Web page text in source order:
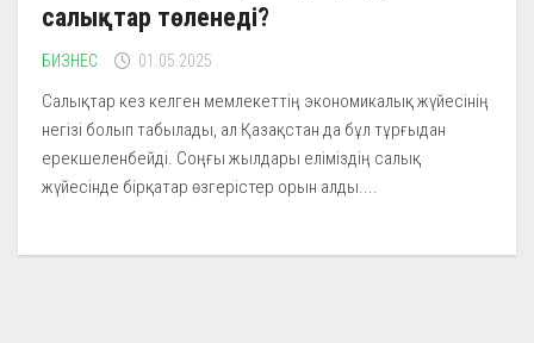
салықтар төленеді?
БИЗНЕС 01.05.2025
Салықтар кез келген мемлекеттің экономикалық жүйесінің
негізі болып табылады, ал Қазақстан да бұл тұрғыдан
ерекшеленбейді. Соңғы жылдары еліміздің салық
жүйесінде бірқатар өзгерістер орын алды....